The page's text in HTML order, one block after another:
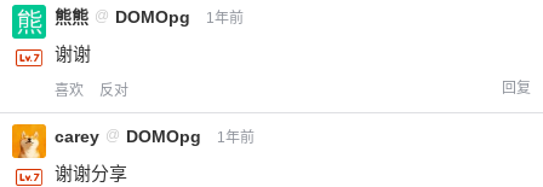
熊熊 @ DOMOpg 1年前
谢谢
喜欢 反对 回复
carey @ DOMOpg 1年前
谢谢分享